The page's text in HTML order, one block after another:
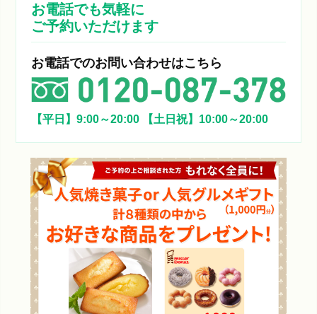
お電話でも気軽に
ご予約いただけます
お電話でのお問い合わせはこちら
【平日】9:00～20:00 【土日祝】10:00～20:00